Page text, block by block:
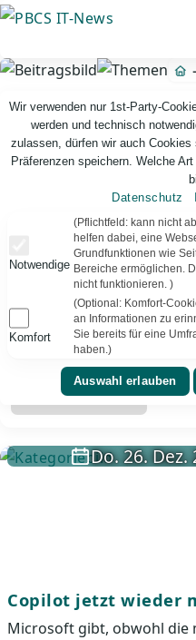
Direkt
Inhalt
PBCS IT-News – IT. Web.
Jahr:2024 63
Do. 26. Dez.
Copilot jetzt wieder
Microsoft gibt, obwohl die
Wir verwenden nur 1st-Party-
werden und technisch
zulassen, dürfen wir auch
Präferenzen speichern. Welche
Datenschutz
Notwendige
(Pflichtfeld: kann nicht
helfen dabei, eine
Grundfunktionen wie
Bereiche ermöglichen.
nicht funktionieren. )
Komfort
(Optional: Komfort-
an Informationen zu
Sie bereits für eine
haben.)